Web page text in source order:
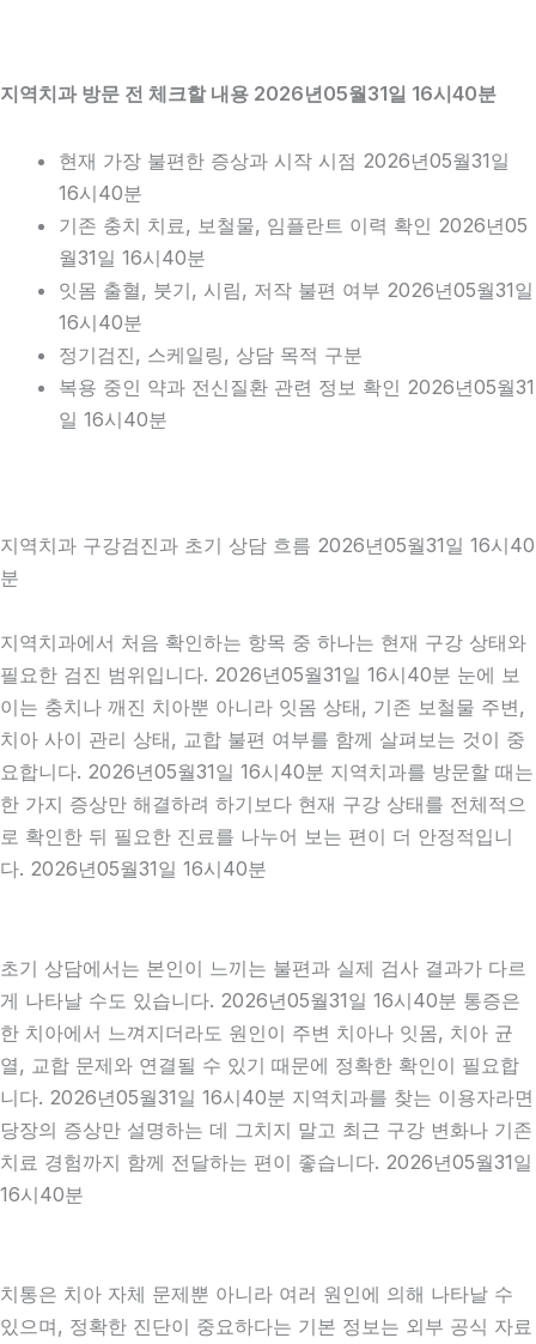
지역치과 방문 전 체크할 내용 2026년05월31일 16시40분
현재 가장 불편한 증상과 시작 시점 2026년05월31일
16시40분
기존 충치 치료, 보철물, 임플란트 이력 확인 2026년05
월31일 16시40분
잇몸 출혈, 붓기, 시림, 저작 불편 여부 2026년05월31일
16시40분
정기검진, 스케일링, 상담 목적 구분
복용 중인 약과 전신질환 관련 정보 확인 2026년05월31
일 16시40분
지역치과 구강검진과 초기 상담 흐름 2026년05월31일 16시40
분
지역치과에서 처음 확인하는 항목 중 하나는 현재 구강 상태와
필요한 검진 범위입니다. 2026년05월31일 16시40분 눈에 보
이는 충치나 깨진 치아뿐 아니라 잇몸 상태, 기존 보철물 주변,
치아 사이 관리 상태, 교합 불편 여부를 함께 살펴보는 것이 중
요합니다. 2026년05월31일 16시40분 지역치과를 방문할 때는
한 가지 증상만 해결하려 하기보다 현재 구강 상태를 전체적으
로 확인한 뒤 필요한 진료를 나누어 보는 편이 더 안정적입니
다. 2026년05월31일 16시40분
초기 상담에서는 본인이 느끼는 불편과 실제 검사 결과가 다르
게 나타날 수도 있습니다. 2026년05월31일 16시40분 통증은
한 치아에서 느껴지더라도 원인이 주변 치아나 잇몸, 치아 균
열, 교합 문제와 연결될 수 있기 때문에 정확한 확인이 필요합
니다. 2026년05월31일 16시40분 지역치과를 찾는 이용자라면
당장의 증상만 설명하는 데 그치지 말고 최근 구강 변화나 기존
치료 경험까지 함께 전달하는 편이 좋습니다. 2026년05월31일
16시40분
치통은 치아 자체 문제뿐 아니라 여러 원인에 의해 나타날 수
있으며, 정확한 진단이 중요하다는 기본 정보는 외부 공식 자료